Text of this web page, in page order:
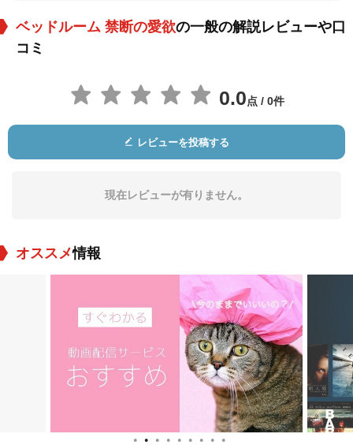
Joemari Quilala Gil Macahis Sarah Pulido
ベッドルーム 禁断の愛欲の一般の解説レビューや口
コミ
0.0点 / 0件
レビューを投稿する
現在レビューが有りません。
オススメ情報
● ● ● ● ● ● ● ● ●